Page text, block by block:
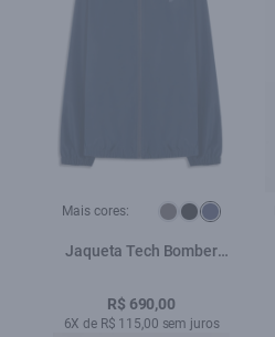
Mais cores:
Jaqueta Tech Bomber
R$ 690,00
6X de R$ 115,00 sem juros